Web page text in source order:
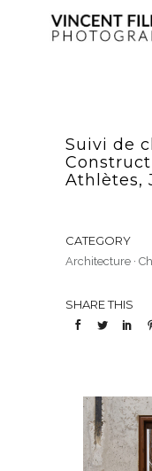
Suivi de
Athlètes,
CATEGORY
Architecture ·
SHARE THIS